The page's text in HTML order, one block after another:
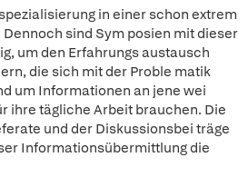
in einer schon extrem
sind Sym posien mit dieser
um den Erfahrungs austausch
die sich mit der Proble matik
um Informationen an jene wei
ihre tägliche Arbeit brauchen. Die
und der Diskussionsbei träge
Informationsübermittlung die